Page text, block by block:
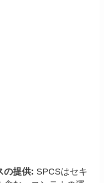
の提供: SPCSはセキ